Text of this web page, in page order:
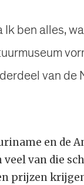
ben alles,
van
en de
van die
prijzen